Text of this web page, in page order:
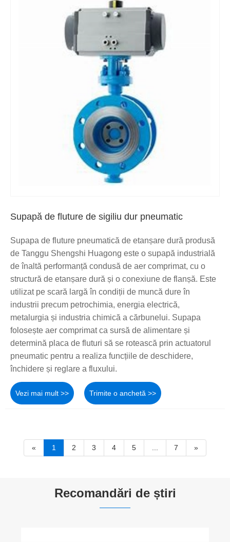
Supapă de fluture de sigiliu dur pneumatic
Supapa de fluture pneumatică de etanșare dură produsă
de Tanggu Shengshi Huagong este o supapă industrială
de înaltă performanță condusă de aer comprimat, cu o
structură de etanșare dură și o conexiune de flanșă. Este
utilizat pe scară largă în condiții de muncă dure în
industrii precum petrochimia, energia electrică,
metalurgia și industria chimică a cărbunelui. Supapa
folosește aer comprimat ca sursă de alimentare și
determină placa de fluturi să se rotească prin actuatorul
pneumatic pentru a realiza funcțiile de deschidere,
închidere și reglare a fluxului.
Vezi mai mult >> Trimite o anchetă >>
« 1 2 3 4 5 7 »
Recomandări de știri